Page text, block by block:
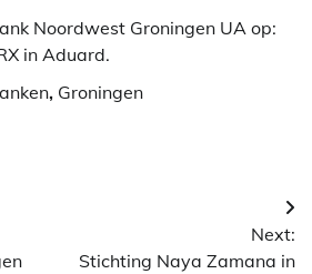
Noordwest Groningen UA op:
in Aduard.
, Groningen
Next:
Stichting Naya Zamana in